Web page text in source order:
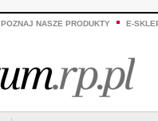
POZNAJ NASZE PRODUKTY E-